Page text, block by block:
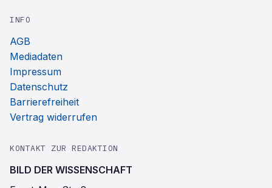
INFO
AGB
Mediadaten
Impressum
Datenschutz
Barrierefreiheit
Vertrag widerrufen
KONTAKT ZUR REDAKTION
BILD DER WISSENSCHAFT